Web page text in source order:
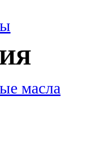
масла